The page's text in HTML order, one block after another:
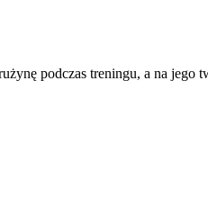
podczas treningu, a na jego